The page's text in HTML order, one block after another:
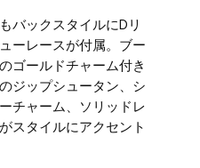
バックスタイルにDリ
ーレースが付属。ブー
ゴールドチャーム付き
ジップシュータン、シ
チャーム、ソリッドレ
スタイルにアクセント